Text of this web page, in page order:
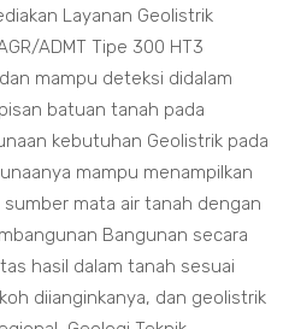
Layanan Geolistrik
ADMT Tipe 300 HT3
mampu deteksi didalam
batuan tanah pada
kebutuhan Geolistrik pada
mampu menampilkan
mata air tanah dengan
Bangunan secara
hasil dalam tanah sesuai
diianginkanya, dan geolistrik